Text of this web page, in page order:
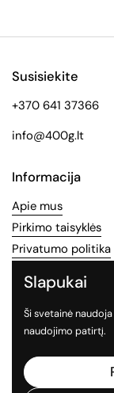
Susisiekite
+370 641 37366
info@400g.lt
Informacija
Apie mus
Pirkimo taisyklės
Privatumo politika
Socialinės
Sekite mus
Facebook
Slapukai
Ši svetainė
naudojimo patirtį.